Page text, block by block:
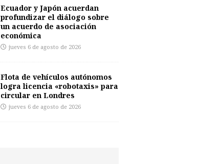
Ecuador y Japón acuerdan
profundizar el diálogo sobre
un acuerdo de asociación
económica
jueves 6 de agosto de 2026
Flota de vehículos autónomos
logra licencia «robotaxis» para
circular en Londres
jueves 6 de agosto de 2026